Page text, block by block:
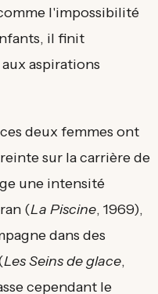
l'impossibilité
il finit
aspirations
deux femmes ont
sur la carrière de
une intensité
(La Piscine, 1969),
dans des
Les Seins de glace,
cependant le